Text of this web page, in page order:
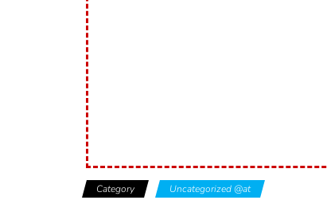
Category Uncategorized @at